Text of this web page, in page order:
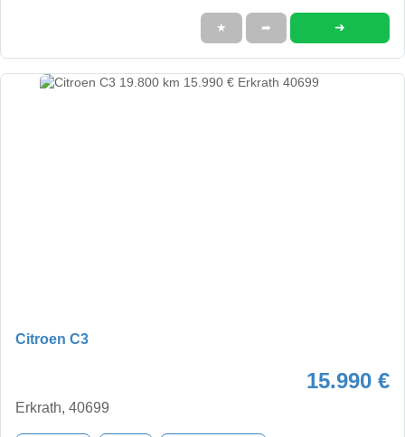
★ ➦ ➜
Citroen C3
15.990 €
Erkrath, 40699